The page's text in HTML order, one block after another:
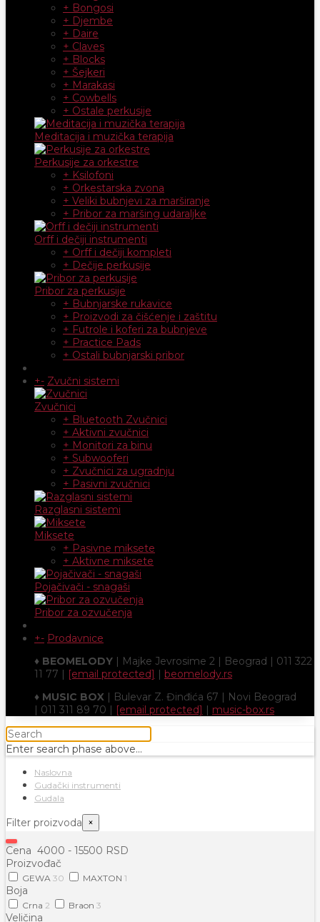
+ Bongosi
+ Djembe
+ Daire
+ Claves
+ Blocks
+ Šejkeri
+ Marakasi
+ Cowbells
+ Ostale perkusije
Meditacija i muzička terapija
Perkusije za orkestre
+ Ksilofoni
+ Orkestarska zvona
+ Veliki bubnjevi za marširanje
+ Pribor za maršing udaraljke
Orff i dečiji instrumenti
+ Orff i dečiji kompleti
+ Dečije perkusije
Pribor za perkusije
+ Bubnjarske rukavice
+ Proizvodi za čišćenje i zaštitu
+ Futrole i koferi za bubnjeve
+ Practice Pads
+ Ostali bubnjarski pribor
+- Zvučni sistemi
Zvučnici
+ Bluetooth Zvučnici
+ Aktivni zvučnici
+ Monitori za binu
+ Subwooferi
+ Zvučnici za ugradnju
+ Pasivni zvučnici
Razglasni sistemi
Miksete
+ Pasivne miksete
+ Aktivne miksete
Pojačivači - snagaši
Pribor za ozvučenja
+- Prodavnice
♦ BEOMELODY | Majke Jevrosime 2 | Beograd | 011 322
11 77 | [email protected] | beomelody.rs
♦ MUSIC BOX | Bulevar Z. Đinđića 67 | Novi Beograd
| 011 311 89 70 | [email protected] | music-box.rs
Enter search phase above...
Naslovna
Gudački instrumenti
Gudala
Filter proizvoda ×
Cena 4000 - 15500 RSD
Proizvođač
GEWA 30 MAXTON 1
Boja
Crna 2 Braon 3
Veličina